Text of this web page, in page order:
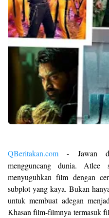
QBeritakan.com - Jawan
mengguncang dunia. Atlee
menyuguhkan film dengan
subplot yang kaya. Bukan
untuk membuat adegan
Khasan film-filmnya termasuk